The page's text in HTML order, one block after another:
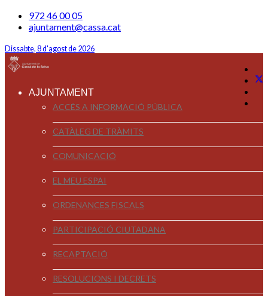
972 46 00 05
ajuntament@cassa.cat
Dissabte, 8 d'agost de 2026
AJUNTAMENT
ACCÉS A INFORMACIÓ PÚBLICA
CATÀLEG DE TRÀMITS
COMUNICACIÓ
EL MEU ESPAI
ORDENANCES FISCALS
PARTICIPACIÓ CIUTADANA
RECAPTACIÓ
RESOLUCIONS I DECRETS